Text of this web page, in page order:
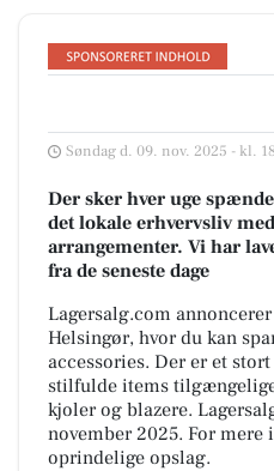
Søndag d. 09. nov. 2025 - kl.
Der sker hver uge
det lokale erhvervsliv
arrangementer. Vi har
fra de seneste dage
Lagersalg.com
Helsingør, hvor du kan
accessories. Der er et
stilfulde items
kjoler og blazere.
november 2025. For
oprindelige opslag.